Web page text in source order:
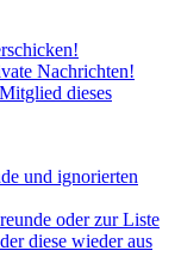
Nachrichten!
dieses
und ignorierten
oder zur Liste
diese wieder aus